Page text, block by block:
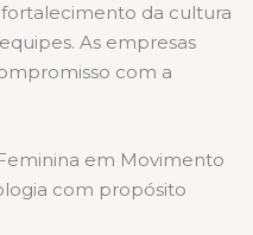
da cultura
As empresas
com a
em Movimento
com propósito